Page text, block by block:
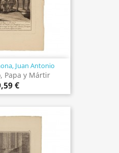
Juan Antonio
Papa y Mártir
€